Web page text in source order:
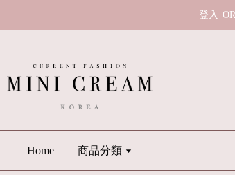
登入 OR
Home 商品分類